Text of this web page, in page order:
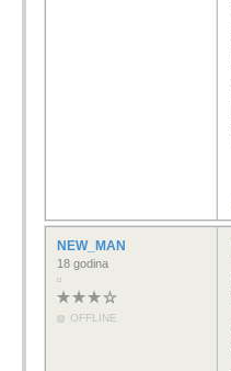
NEW_MAN
18 godina
OFFLINE